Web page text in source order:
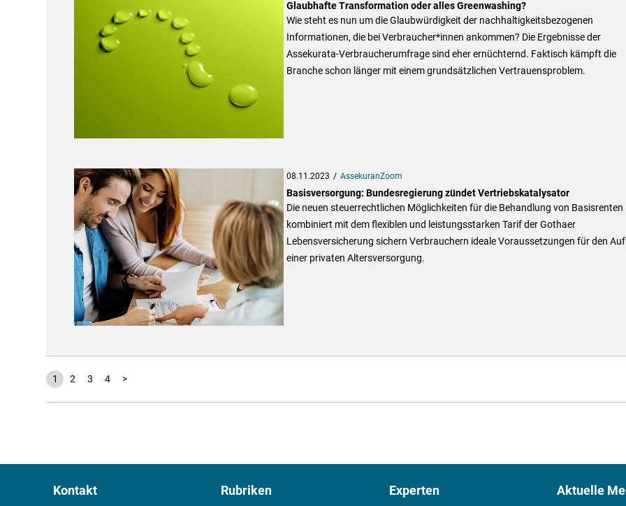
Glaubhafte Transformation oder alles Greenwashing?
Wie steht es nun um die Glaubwürdigkeit der nachhaltigkeitsbezogenen
Informationen, die bei Verbraucher*innen ankommen? Die Ergebnisse der
Assekurata-Verbraucherumfrage sind eher ernüchternd. Faktisch kämpft die
Branche schon länger mit einem grundsätzlichen Vertrauensproblem.
08.11.2023 AssekuranZoom
Basisversorgung: Bundesregierung zündet Vertriebskatalysator
Die neuen steuerrechtlichen Möglichkeiten für die Behandlung von Basisrenten
kombiniert mit dem flexiblen und leistungsstarken Tarif der Gothaer
Lebensversicherung sichern Verbrauchern ideale Voraussetzungen für den
einer privaten Altersversorgung.
1 2 3 4 >
Kontakt Rubriken Experten Aktuelle